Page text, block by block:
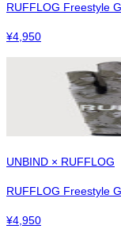
RUFFLOG Freestyle
¥4,950
UNBIND × RUFFLOG
RUFFLOG Freestyle
¥4,950